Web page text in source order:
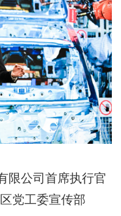
公司首席执行官
党工委宣传部